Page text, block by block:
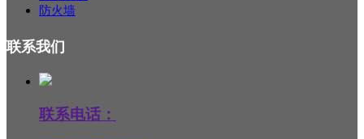
防火墙
联系我们
联系电话：